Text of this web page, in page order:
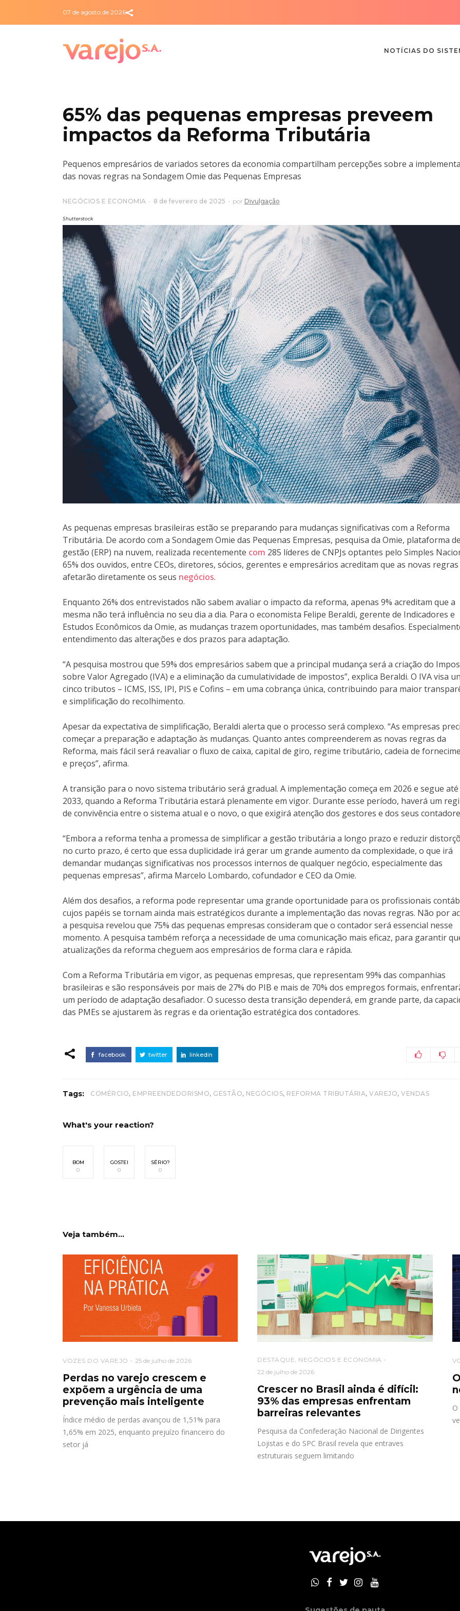
07 de agosto de 2026
NOTÍCIAS DO
65% das pequenas empresas preveem
impactos da Reforma Tributária
Pequenos empresários de variados setores da economia compartilham percepções sobre a
das novas regras na Sondagem Omie das Pequenas Empresas
NEGÓCIOS E ECONOMIA 8 de fevereiro de 2025 por Divulgação
Shutterstock
As pequenas empresas brasileiras estão se preparando para mudanças significativas com a Reforma
Tributária. De acordo com a Sondagem Omie das Pequenas Empresas, pesquisa da Omie, plataforma de
gestão (ERP) na nuvem, realizada recentemente com 285 líderes de CNPJs optantes pelo Simples
65% dos ouvidos, entre CEOs, diretores, sócios, gerentes e empresários acreditam que as novas regras
afetarão diretamente os seus negócios.
Enquanto 26% dos entrevistados não sabem avaliar o impacto da reforma, apenas 9% acreditam que a
mesma não terá influência no seu dia a dia. Para o economista Felipe Beraldi, gerente de Indicadores e
Estudos Econômicos da Omie, as mudanças trazem oportunidades, mas também desafios.
entendimento das alterações e dos prazos para adaptação.
“A pesquisa mostrou que 59% dos empresários sabem que a principal mudança será a criação do
sobre Valor Agregado (IVA) e a eliminação da cumulatividade de impostos”, explica Beraldi. O IVA visa
cinco tributos – ICMS, ISS, IPI, PIS e Cofins – em uma cobrança única, contribuindo para maior
e simplificação do recolhimento.
Apesar da expectativa de simplificação, Beraldi alerta que o processo será complexo. “As empresas
começar a preparação e adaptação às mudanças. Quanto antes compreenderem as novas regras da
Reforma, mais fácil será reavaliar o fluxo de caixa, capital de giro, regime tributário, cadeia de
e preços”, afirma.
A transição para o novo sistema tributário será gradual. A implementação começa em 2026 e segue até
2033, quando a Reforma Tributária estará plenamente em vigor. Durante esse período, haverá um
de convivência entre o sistema atual e o novo, o que exigirá atenção dos gestores e dos seus
“Embora a reforma tenha a promessa de simplificar a gestão tributária a longo prazo e reduzir
no curto prazo, é certo que essa duplicidade irá gerar um grande aumento da complexidade, o que irá
demandar mudanças significativas nos processos internos de qualquer negócio, especialmente das
pequenas empresas”, afirma Marcelo Lombardo, cofundador e CEO da Omie.
Além dos desafios, a reforma pode representar uma grande oportunidade para os profissionais
cujos papéis se tornam ainda mais estratégicos durante a implementação das novas regras. Não por
a pesquisa revelou que 75% das pequenas empresas consideram que o contador será essencial nesse
momento. A pesquisa também reforça a necessidade de uma comunicação mais eficaz, para garantir
atualizações da reforma cheguem aos empresários de forma clara e rápida.
Com a Reforma Tributária em vigor, as pequenas empresas, que representam 99% das companhias
brasileiras e são responsáveis por mais de 27% do PIB e mais de 70% dos empregos formais,
um período de adaptação desafiador. O sucesso desta transição dependerá, em grande parte, da
das PMEs se ajustarem às regras e da orientação estratégica dos contadores.
facebook twitter linkedin
Tags: COMÉRCIO, EMPREENDEDORISMO, GESTÃO, NEGÓCIOS, REFORMA TRIBUTÁRIA, VAREJO, VENDAS
What's your reaction?
BOM
0
GOSTEI
0
SÉRIO?
0
Veja também...
VOZES DO VAREJO 25 de julho de 2026
Perdas no varejo crescem e
expõem a urgência de uma
prevenção mais inteligente
Índice médio de perdas avançou de 1,51% para
1,65% em 2025, enquanto prejuízo financeiro do
setor já
DESTAQUE, NEGÓCIOS E ECONOMIA
22 de julho de 2026
Crescer no Brasil ainda é difícil:
93% das empresas enfrentam
barreiras relevantes
Pesquisa da Confederação Nacional de Dirigentes
Lojistas e do SPC Brasil revela que entraves
estruturais seguem limitando